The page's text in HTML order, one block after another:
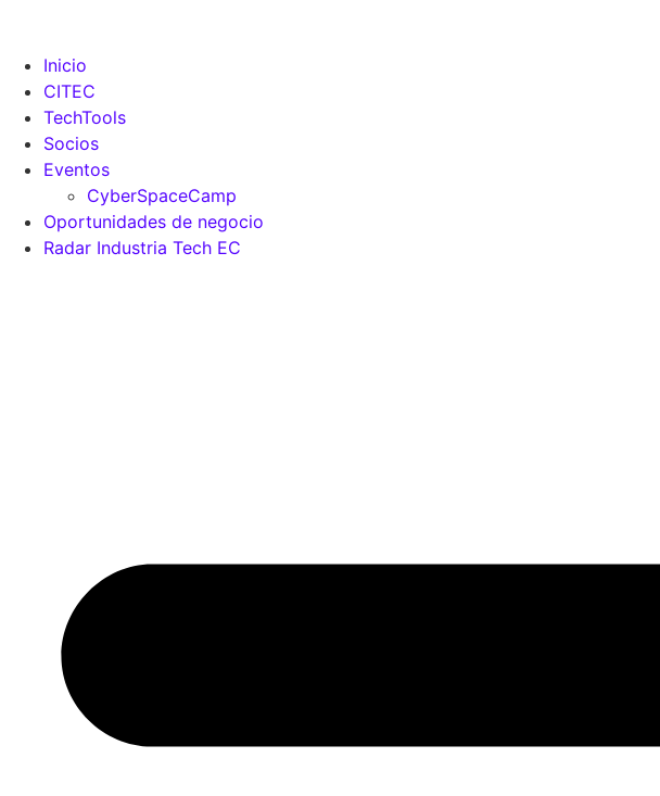
Inicio
CITEC
TechTools
Socios
Eventos
CyberSpaceCamp
Oportunidades de negocio
Radar Industria Tech EC